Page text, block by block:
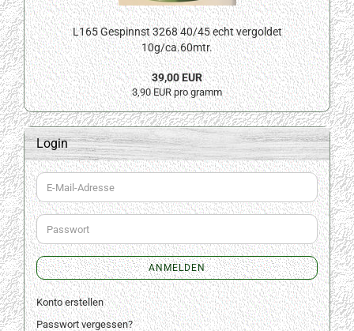
L165 Gespinnst 3268 40/45 echt vergoldet
10g/ca.60mtr.
39,00 EUR
3,90 EUR pro gramm
Login
E-
Mail-
Adresse
Passwort
ANMELDEN
Konto erstellen
Passwort vergessen?